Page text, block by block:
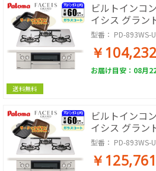
送料無料
ビルトインコ
イシス グラン
ー プロパン用
ラ・クックグ
型番： PD-893WS-
￥104,232
お届け目安：08月
ビルトインコ
イシス グラン
ー プロパン用
ラ・クックグ
費込み】
型番： PD-893WS-
￥125,761